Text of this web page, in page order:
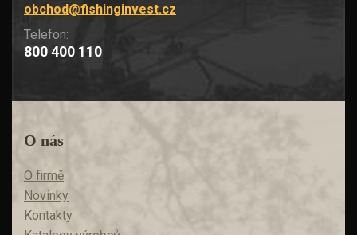
obchod@fishinginvest.cz
Telefon:
800 400 110
O nás
O firmě
Novinky
Kontakty